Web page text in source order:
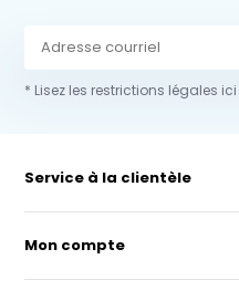
* Lisez les restrictions légales ici
Service à la clientèle
Mon compte